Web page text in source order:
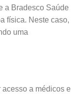
a Bradesco Saúde
física. Neste caso,
uma
a médicos e